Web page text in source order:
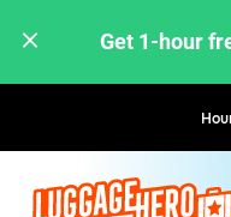
Get 1-hour
Hourly / Daily